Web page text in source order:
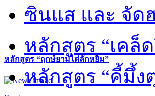
หลักสูตร “ฤกษ์ยามไต่ลักหยิ่ม”
ซินแส และ จัด
หลักสูตร “เคล็
หลักสูตร “คี้มึ้ง